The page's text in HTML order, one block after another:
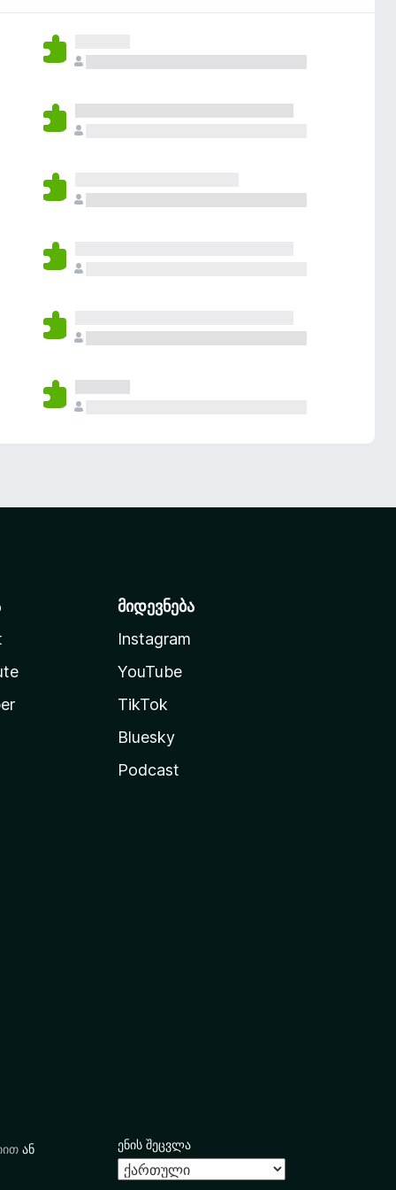
მიდევნება
Instagram
YouTube
TikTok
Bluesky
Podcast
ან ენის შეცვლა